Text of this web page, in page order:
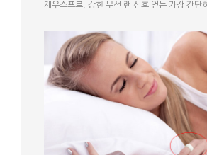
제우스프로, 강한 무선 랜 신호 얻는 가장 간단